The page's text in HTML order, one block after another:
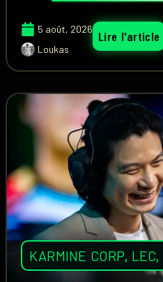
5 août, 2026
Loukas
Lire l'article
KARMINE CORP, LEC,